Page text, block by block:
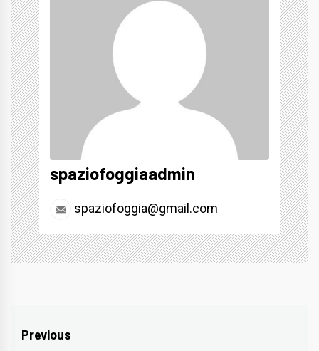
spaziofoggiaadmin
spaziofoggia@gmail.com
Navigazione
Previous